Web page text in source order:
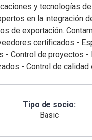
y tecnologías
en la integración
de exportación.
certificados -
- Control de proyectos -
- Control de calidad
Tipo de socio:
Basic